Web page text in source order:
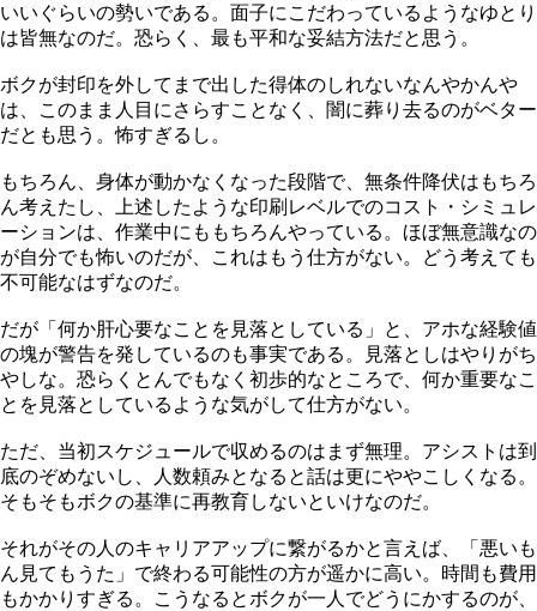
いいぐらいの勢いである。面子にこだわっているようなゆとり
は皆無なのだ。恐らく、最も平和な妥結方法だと思う。
ボクが封印を外してまで出した得体のしれないなんやかんや
は、このまま人目にさらすことなく、闇に葬り去るのがベター
だとも思う。怖すぎるし。
もちろん、身体が動かなくなった段階で、無条件降伏はもちろ
ん考えたし、上述したような印刷レベルでのコスト・シミュレ
ーションは、作業中にももちろんやっている。ほぼ無意識なの
が自分でも怖いのだが、これはもう仕方がない。どう考えても
不可能なはずなのだ。
だが「何か肝心要なことを見落としている」と、アホな経験値
の塊が警告を発しているのも事実である。見落としはやりがち
やしな。恐らくとんでもなく初歩的なところで、何か重要なこ
とを見落としているような気がして仕方がない。
ただ、当初スケジュールで収めるのはまず無理。アシストは到
底のぞめないし、人数頼みとなると話は更にややこしくなる。
そもそもボクの基準に再教育しないといけなのだ。
それがその人のキャリアアップに繋がるかと言えば、「悪いも
ん見てもうた」で終わる可能性の方が遥かに高い。時間も費用
もかかりすぎる。こうなるとボクが一人でどうにかするのが、